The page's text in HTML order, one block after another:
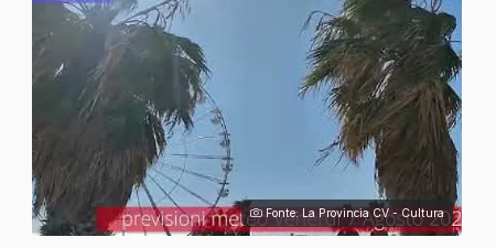
Fonte: La Provincia CV - Cultura